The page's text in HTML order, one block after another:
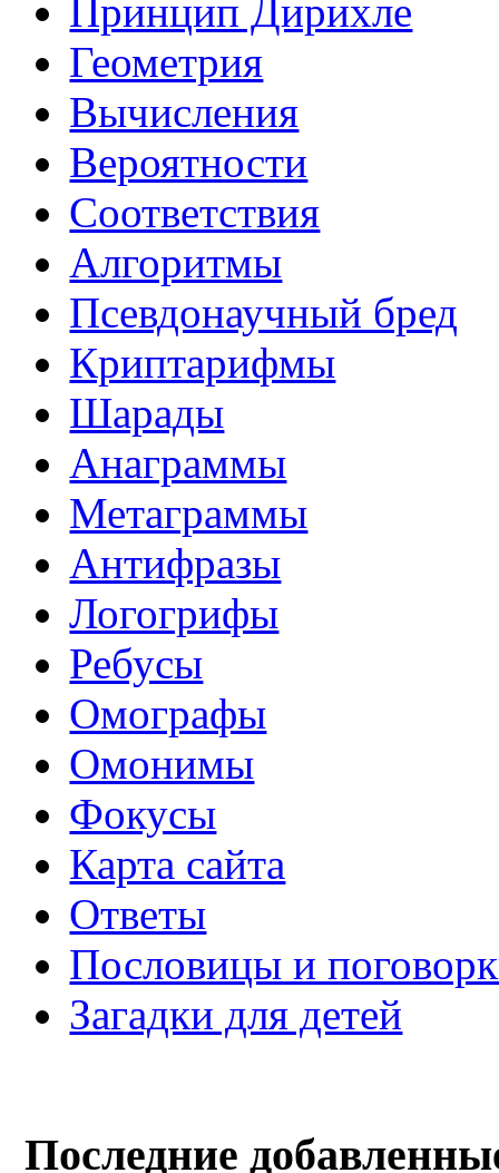
Принцип Дирихле
Геометрия
Вычисления
Вероятности
Соответствия
Алгоритмы
Псевдонаучный бред
Криптарифмы
Шарады
Анаграммы
Метаграммы
Антифразы
Логогрифы
Ребусы
Омографы
Омонимы
Фокусы
Карта сайта
Ответы
Пословицы и
Загадки для детей
Последние